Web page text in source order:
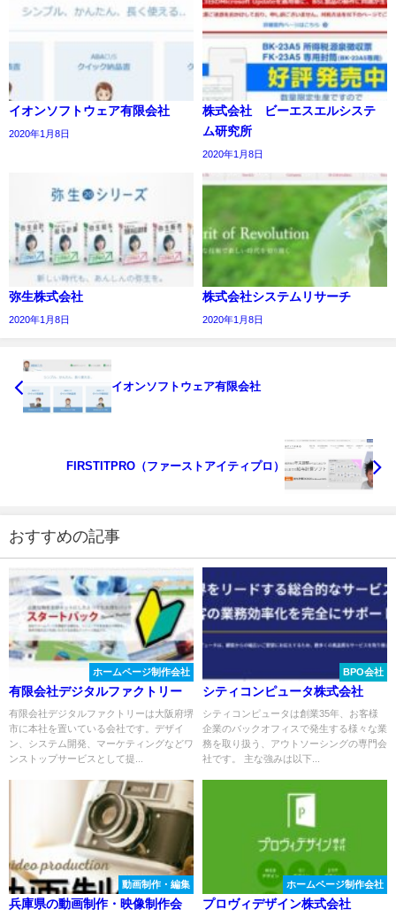
イオンソフトウェア有限会社
2020年1月8日
株式会社 ビーエスエルシステ
ム研究所
2020年1月8日
弥生株式会社
2020年1月8日
株式会社システムリサーチ
2020年1月8日
イオンソフトウェア有限会社
FIRSTITPRO（ファーストアイティプロ）
おすすめの記事
ホームページ制作会社
有限会社デジタルファクトリー
有限会社デジタルファクトリーは大阪府堺
市に本社を置いている会社です。デザイ
ン、システム開発、マーケティングなどワ
ンストップサービスとして提...
BPO会社
シティコンピュータ株式会社
シティコンピュータは創業35年、お客様
企業のバックオフィスで発生する様々な業
務を取り扱う、アウトソーシングの専門会
社です。 主な強みは以下...
動画制作・編集
兵庫県の動画制作・映像制作会
ホームページ制作会社
プロヴィデザイン株式会社